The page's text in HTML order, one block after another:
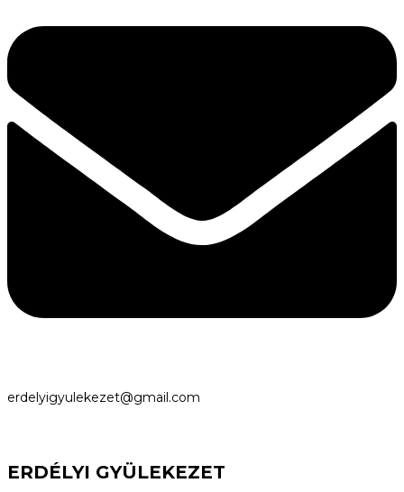
erdelyigyulekezet@gmail.com
ERDÉLYI GYÜLEKEZET